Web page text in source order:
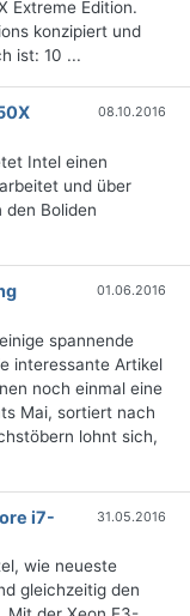
Extreme Edition.
konzipiert und
ist: 10 ...
08.10.2016
Intel einen
und über
Boliden
01.06.2016
spannende
interessante Artikel
noch einmal eine
Mai, sortiert nach
lohnt sich,
i7-
31.05.2016
wie neueste
gleichzeitig den